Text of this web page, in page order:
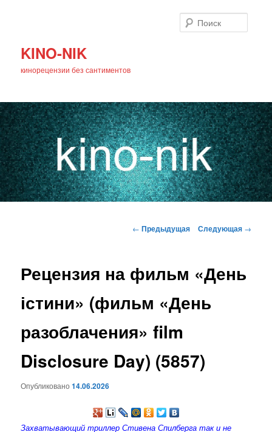
KINO-NIK
кинорецензии без сантиментов
основному
Навигация
← Предыдущая Следующая →
Рецензия на фильм «День
істини» (фильм «День
разоблачения» film
Disclosure Day) (5857)
Опубликовано14.06.2026
Захватывающий триллер Стивена Спилберга так и не